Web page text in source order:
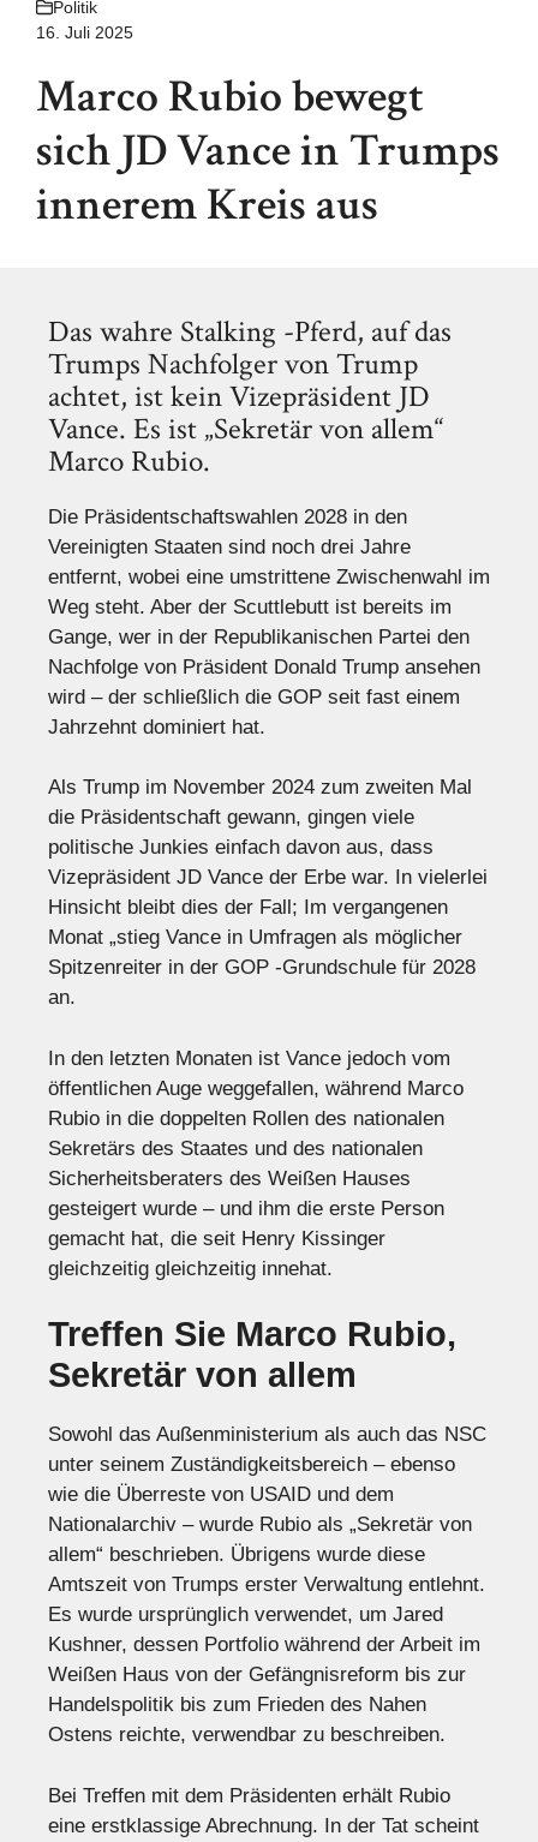
Politik
16. Juli 2025
Marco Rubio bewegt
sich JD Vance in Trumps
innerem Kreis aus
Das wahre Stalking -Pferd, auf das
Trumps Nachfolger von Trump
achtet, ist kein Vizepräsident JD
Vance. Es ist „Sekretär von allem“
Marco Rubio.
Die Präsidentschaftswahlen 2028 in den
Vereinigten Staaten sind noch drei Jahre
entfernt, wobei eine umstrittene Zwischenwahl im
Weg steht. Aber der Scuttlebutt ist bereits im
Gange, wer in der Republikanischen Partei den
Nachfolge von Präsident Donald Trump ansehen
wird – der schließlich die GOP seit fast einem
Jahrzehnt dominiert hat.
Als Trump im November 2024 zum zweiten Mal
die Präsidentschaft gewann, gingen viele
politische Junkies einfach davon aus, dass
Vizepräsident JD Vance der Erbe war. In vielerlei
Hinsicht bleibt dies der Fall; Im vergangenen
Monat „stieg Vance in Umfragen als möglicher
Spitzenreiter in der GOP -Grundschule für 2028
an.
In den letzten Monaten ist Vance jedoch vom
öffentlichen Auge weggefallen, während Marco
Rubio in die doppelten Rollen des nationalen
Sekretärs des Staates und des nationalen
Sicherheitsberaters des Weißen Hauses
gesteigert wurde – und ihm die erste Person
gemacht hat, die seit Henry Kissinger
gleichzeitig gleichzeitig innehat.
Treffen Sie Marco Rubio,
Sekretär von allem
Sowohl das Außenministerium als auch das NSC
unter seinem Zuständigkeitsbereich – ebenso
wie die Überreste von USAID und dem
Nationalarchiv – wurde Rubio als „Sekretär von
allem“ beschrieben. Übrigens wurde diese
Amtszeit von Trumps erster Verwaltung entlehnt.
Es wurde ursprünglich verwendet, um Jared
Kushner, dessen Portfolio während der Arbeit im
Weißen Haus von der Gefängnisreform bis zur
Handelspolitik bis zum Frieden des Nahen
Ostens reichte, verwendbar zu beschreiben.
Bei Treffen mit dem Präsidenten erhält Rubio
eine erstklassige Abrechnung. In der Tat scheint